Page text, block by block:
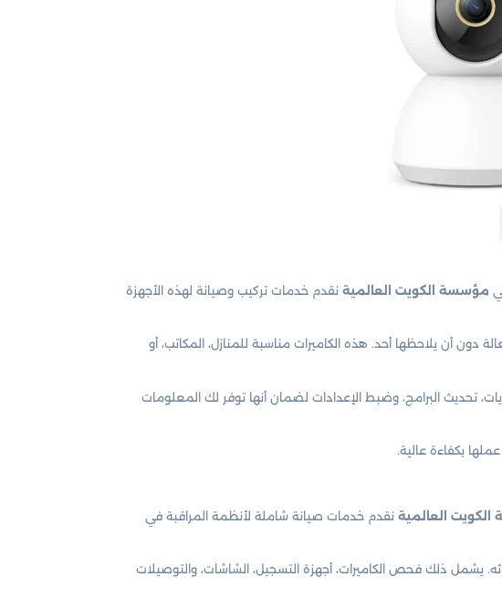
مؤسسة الكويت العالمية نقدم خدمات تركيب وصيانة لهذه الأجهزة
دون أن يلاحظها أحد. هذه الكاميرات مناسبة للمنازل، المكاتب، أو
تحديث البرامج، وضبط الإعدادات لضمان أنها توفر لك المعلومات
بكفاءة عالية.
العالمية نقدم خدمات صيانة شاملة لأنظمة المراقبة في
يشمل ذلك فحص الكاميرات، أجهزة التسجيل، الشاشات، والتوصيلات